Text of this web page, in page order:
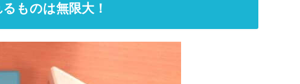
ものは無限大！